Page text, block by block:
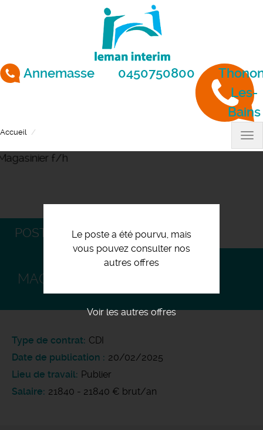
Annemasse 0450750800
Les-
Bains
Accueil
Le poste a été pourvu, mais
vous pouvez consulter nos
autres offres
Voir les autres offres
POSTULEZ
MAGASINIER F/H
Type de contrat CDI
Date de publication
20/02/2025
Lieu de travail Publier
Salaire 21840 - 21840 € brut/an